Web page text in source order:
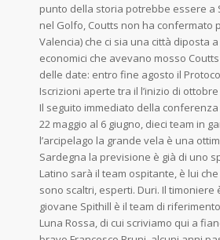
punto della storia potrebbe essere a
nel Golfo, Coutts non ha confermato
Valencia) che ci sia una città diposta
economici che avevano mosso
delle date: entro fine agosto il
Iscrizioni aperte tra il l’inizio di
Il seguito immediato della
22 maggio al 6 giugno, dieci team in
l’arcipelago la grande vela è una
Sardegna la previsione è già di uno
Latino sarà il team ospitante, è lui
sono scaltri, esperti. Duri. Il
giovane Spithill è il team di
Luna Rossa, di cui scriviamo qui a